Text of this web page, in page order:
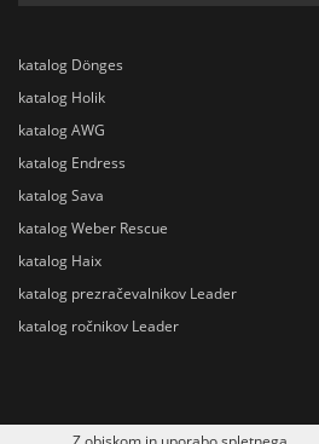
katalog Dönges
katalog Holik
katalog AWG
katalog Endress
katalog Sava
katalog Weber Rescue
katalog Haix
katalog prezračevalnikov Leader
katalog ročnikov Leader